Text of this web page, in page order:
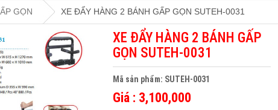
GỌN XE ĐẨY HÀNG 2 BÁNH GẤP GỌN SUTEH-0031
XE ĐẨY HÀNG 2 BÁNH GẤP
GỌN SUTEH-0031
Mã sản phẩm: SUTEH-0031
Giá : 3,100,000